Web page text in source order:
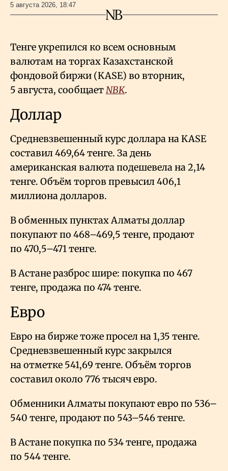
5 августа 2026, 18:47
Тенге укрепился ко всем основным
валютам на торгах Казахстанской
фондовой биржи (KASE) во вторник,
5 августа, сообщаетNBK.
Доллар
Средневзвешенный курс доллара на KASE
составил 469,64 тенге. За день
американская валюта подешевела на 2,14
тенге. Объём торгов превысил 406,1
миллиона долларов.
В обменных пунктах Алматы доллар
покупают по 468–469,5 тенге, продают
по 470,5–471 тенге.
В Астане разброс шире: покупка по 467
тенге, продажа по 474 тенге.
Евро
Евро на бирже тоже просел на 1,35 тенге.
Средневзвешенный курс закрылся
на отметке 541,69 тенге. Объём торгов
составил около 776 тысяч евро.
Обменники Алматы покупают евро по 536–
540 тенге, продают по 543–546 тенге.
В Астане покупка по 534 тенге, продажа
по 544 тенге.